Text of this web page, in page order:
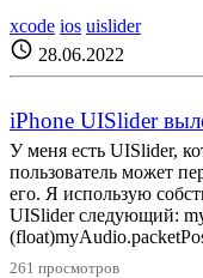
xcode ios uislider
schedule 28.06.2022
iPhone UISlider
У меня есть UISlider,
пользователь может
его. Я использую
UISlider следующий:
261 просмотров